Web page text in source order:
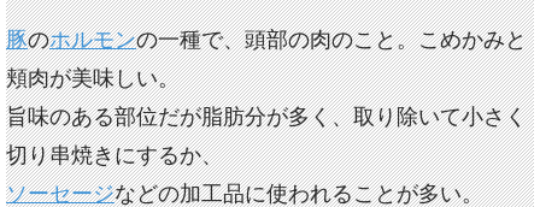
豚のホルモンの一種で、頭部の肉のこと。こめかみと
頬肉が美味しい。
旨味のある部位だが脂肪分が多く、取り除いて小さく
切り串焼きにするか、
ソーセージなどの加工品に使われることが多い。